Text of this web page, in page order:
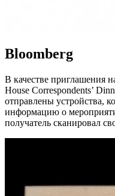
Bloomberg
В качестве приглашения
House Correspondents’
отправлены устройства,
информацию о
получатель сканировал